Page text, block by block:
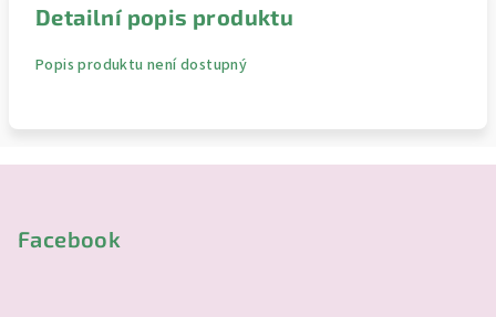
Detailní popis produktu
Popis produktu není dostupný
Facebook